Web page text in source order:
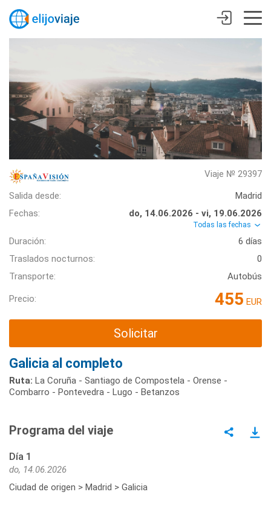
Viaje № 29397
Salida desde:
Madrid
Fechas:
do, 14.06.2026 - vi, 19.06.2026
Todas las fechas
Duración:
6 días
Traslados nocturnos:
0
Transporte:
Autobús
Precio: 455 EUR
Solicitar
Galicia al completo
Ruta: La Coruña - Santiago de Compostela - Orense -
Combarro - Pontevedra - Lugo - Betanzos
Programa del viaje
Día 1
do, 14.06.2026
Ciudad de origen > Madrid > Galicia